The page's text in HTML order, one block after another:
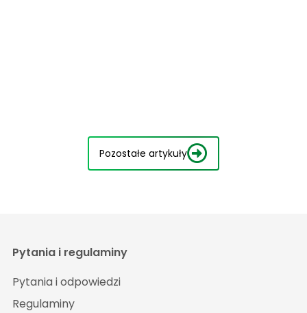
Pozostałe artykuły
Pytania i regulaminy
Pytania i odpowiedzi
Regulaminy